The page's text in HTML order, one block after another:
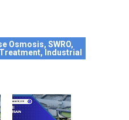
Osmosis, SWRO,
Industrial